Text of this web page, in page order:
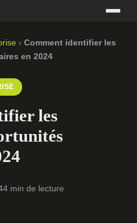
› Comment identifier les
en 2024
les
4 min de lecture